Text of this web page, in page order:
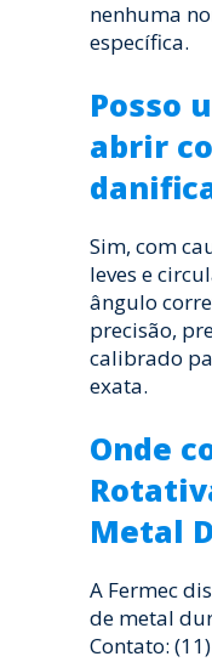
nenhuma
específica.
Posso
abrir
Sim, com
leves e
ângulo
precisão,
calibrado
exata.
Onde
Metal
A Fermec
de metal
Contato: